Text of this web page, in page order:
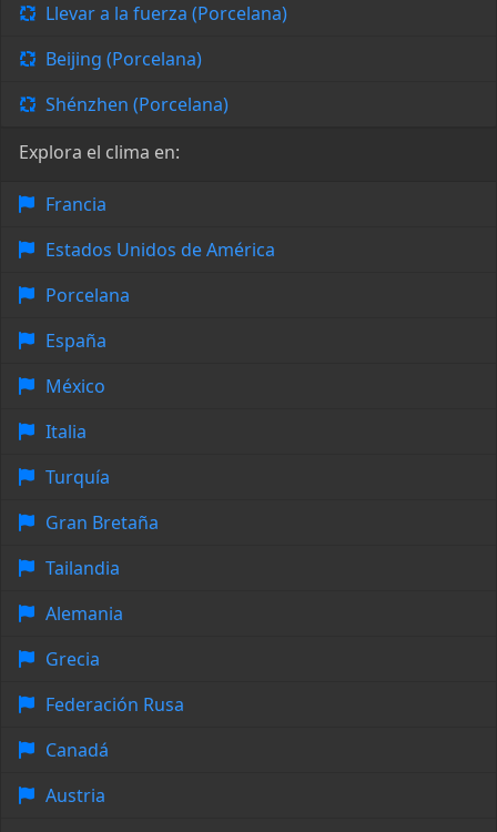
Llevar a la fuerza (Porcelana)
Beijing (Porcelana)
Shénzhen (Porcelana)
Explora el clima en:
Francia
Estados Unidos de América
Porcelana
España
México
Italia
Turquía
Gran Bretaña
Tailandia
Alemania
Grecia
Federación Rusa
Canadá
Austria